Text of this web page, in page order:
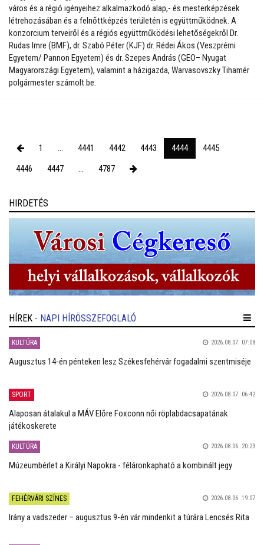
város és a régió igényeihez alkalmazkodó alap,- és mesterképzések
létrehozásában és a felnőttképzés területén is együttműködnek. A
konzorcium terveiről és a régiós együttműködési lehetőségekről Dr.
Rudas Imre (BMF), dr. Szabó Péter (KJF) dr. Rédei Ákos (Veszprémi
Egyetem/ Pannon Egyetem) és dr. Szepes András (GEO– Nyugat
Magyarországi Egyetem), valamint a házigazda, Warvasovszky Tihamér
polgármester számolt be.
1 ... 4441 4442 4443 4444
4445
4446
4447 ... 4787
HIRDETÉS
HÍREK - NAPI HÍRÖSSZEFOGLALÓ
KULTÚRA 2026.08.07. 07:08
Augusztus 14-én pénteken lesz Székesfehérvár fogadalmi szentmiséje
SPORT 2026.08.07. 06:42
Alaposan átalakul a MÁV Előre Foxconn női röplabdacsapatának
játékoskerete
KULTÚRA 2026.08.06. 20:23
Múzeumbérlet a Királyi Napokra - féláronkapható a kombinált jegy
FEHÉRVÁRI SZÍNES 2026.08.06. 19:07
Irány a vadszeder – augusztus 9-én vár mindenkit a túrára Lencsés Rita